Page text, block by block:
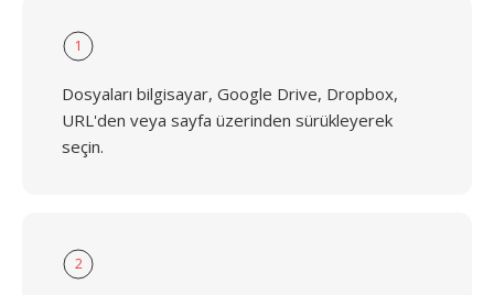
1
Dosyaları bilgisayar, Google Drive, Dropbox,
URL'den veya sayfa üzerinden sürükleyerek
seçin.
2